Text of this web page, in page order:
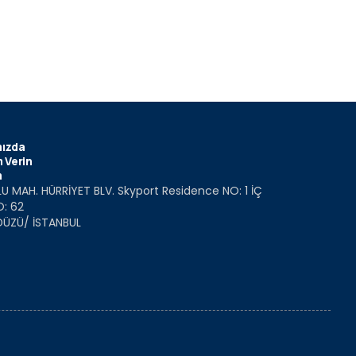
Verin
MAH. HÜRRİYET BLV. Skyport Residence NO: 1 İÇ
62
İSTANBUL